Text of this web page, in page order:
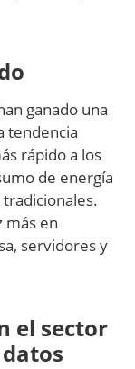
ganado una
tendencia
rápido a los
de energía
más en
servidores y
el sector